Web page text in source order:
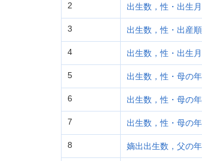
2 出生数，性・出生
3 出生数，性・出産
4 出生数，性・出生
5 出生数，性・母の
6 出生数，性・母の
7 出生数，性・母の
8 嫡出出生数，父の